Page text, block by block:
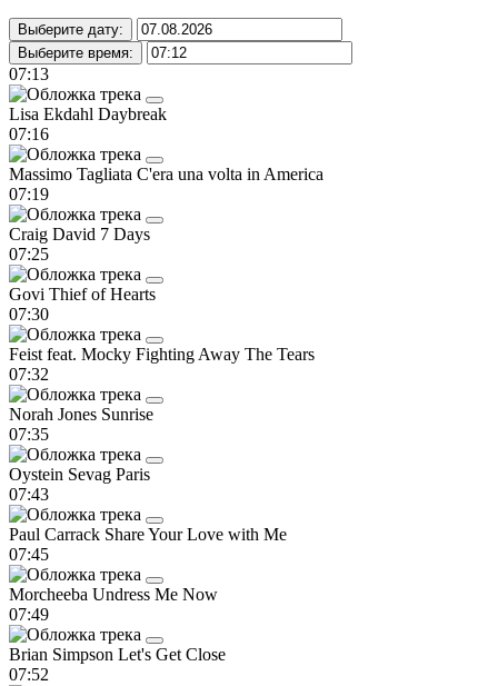
Выберите дату:
Выберите время:
07:13
Lisa Ekdahl Daybreak
07:16
Massimo Tagliata C'era una volta in America
07:19
Craig David 7 Days
07:25
Govi Thief of Hearts
07:30
Feist feat. Mocky Fighting Away The Tears
07:32
Norah Jones Sunrise
07:35
Oystein Sevag Paris
07:43
Paul Carrack Share Your Love with Me
07:45
Morcheeba Undress Me Now
07:49
Brian Simpson Let's Get Close
07:52